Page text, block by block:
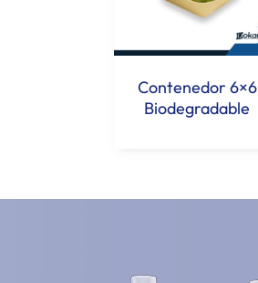
Contenedor 6×6
Biodegradable